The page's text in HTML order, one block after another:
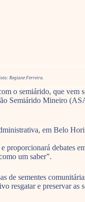
Regiane Ferreira.
o semiárido, que vem
Semiárido Mineiro
em Belo
proporcionará
um saber”.
de sementes
resgatar e preservar as